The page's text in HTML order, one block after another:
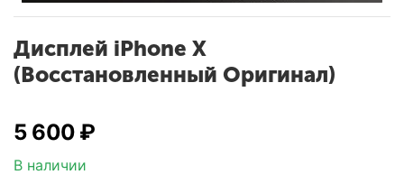
Дисплей iPhone X
(Восстановленный Оригинал)
5 600 ₽
В наличии